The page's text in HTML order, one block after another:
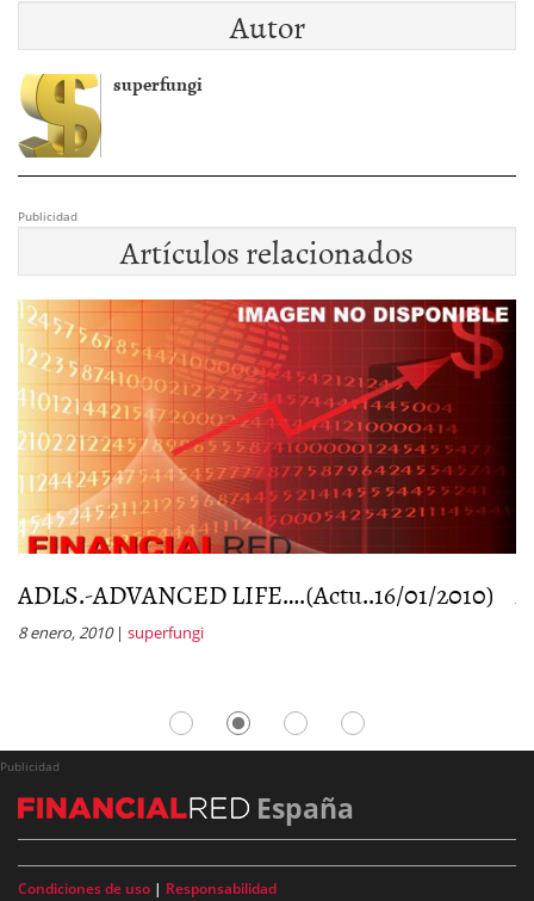
Autor
superfungi
Publicidad
Artículos relacionados
ADLS.-ADVANCED LIFE….(Actu..16/01/2010)
8 enero, 2010| superfungi
Publicidad
España
Condiciones de uso | Responsabilidad